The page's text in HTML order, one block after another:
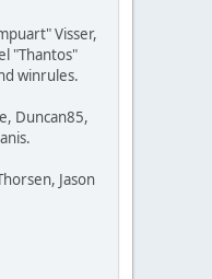
Visser,
"Thantos"
winrules.
Duncan85,
Jason